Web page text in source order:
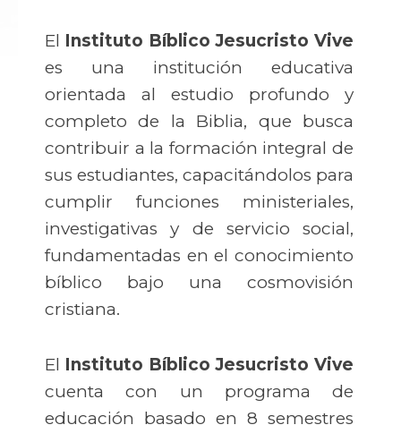
El Instituto Bíblico Jesucristo Vive
es una institución educativa
orientada al estudio profundo y
completo de la Biblia, que busca
contribuir a la formación integral de
sus estudiantes, capacitándolos para
cumplir funciones ministeriales,
investigativas y de servicio social,
fundamentadas en el conocimiento
bíblico bajo una cosmovisión
cristiana.
El Instituto Bíblico Jesucristo Vive
cuenta con un programa de
educación basado en 8 semestres